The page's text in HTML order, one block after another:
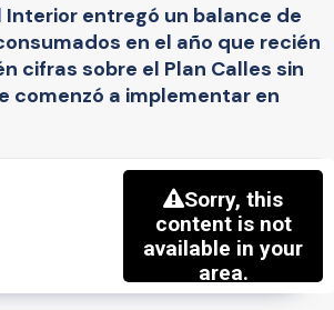
Interior entregó un balance de
en el año que recién
cifras sobre el Plan Calles sin
comenzó a implementar en